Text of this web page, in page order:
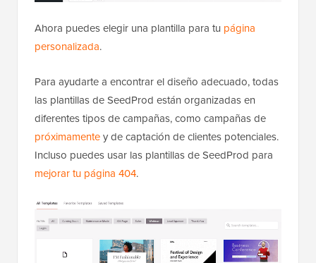
Ahora puedes elegir una plantilla para tu página
personalizada.
Para ayudarte a encontrar el diseño adecuado, todas
las plantillas de SeedProd están organizadas en
diferentes tipos de campañas, como campañas de
próximamentey de captación de clientes potenciales.
Incluso puedes usar las plantillas de SeedProd para
mejorar tu página 404.